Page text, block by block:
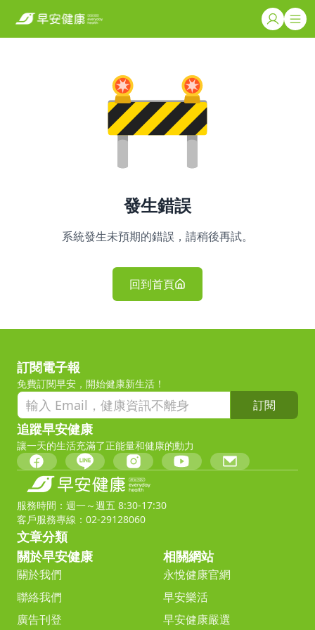
發生錯誤
系統發生未預期的錯誤，請稍後再試。
回到首頁
訂閱電子報
免費訂閱早安，開始健康新生活！
訂閱
追蹤早安健康
讓一天的生活充滿了正能量和健康的動力
服務時間：週一～週五 8:30-17:30
客戶服務專線：02-29128060
文章分類
關於早安健康
關於我們
聯絡我們
廣告刊登
相關網站
永悅健康官網
早安樂活
早安健康嚴選